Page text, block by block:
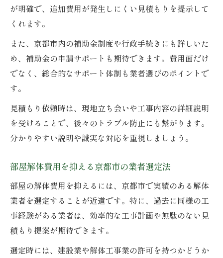
が明確で、追加費用が発生しにくい見積もりを提示して
くれます。
また、京都市内の補助金制度や行政手続きにも詳しいた
め、補助金の申請サポートも期待できます。費用面だけ
でなく、総合的なサポート体制も業者選びのポイントで
す。
見積もり依頼時は、現地立ち会いや工事内容の詳細説明
を受けることで、後々のトラブル防止にも繋がります。
分かりやすい説明や誠実な対応を重視しましょう。
部屋解体費用を抑える京都市の業者選定法
部屋の解体費用を抑えるには、京都市で実績のある解体
業者を選定することが近道です。特に、過去に同様の工
事経験がある業者は、効率的な工事計画や無駄のない見
積もり提案が期待できます。
選定時には、建設業や解体工事業の許可を持つかどうか